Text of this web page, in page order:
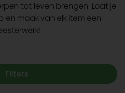
tot leven brengen. Laat je
en maak van elk item een
Filters